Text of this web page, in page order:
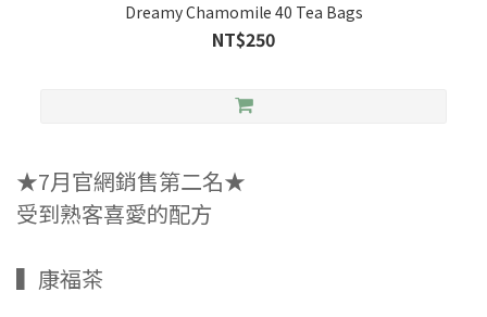
Dreamy Chamomile 40 Tea Bags
NT$250
★7月官網銷售第二名★
受到熟客喜愛的配方
▍康福茶